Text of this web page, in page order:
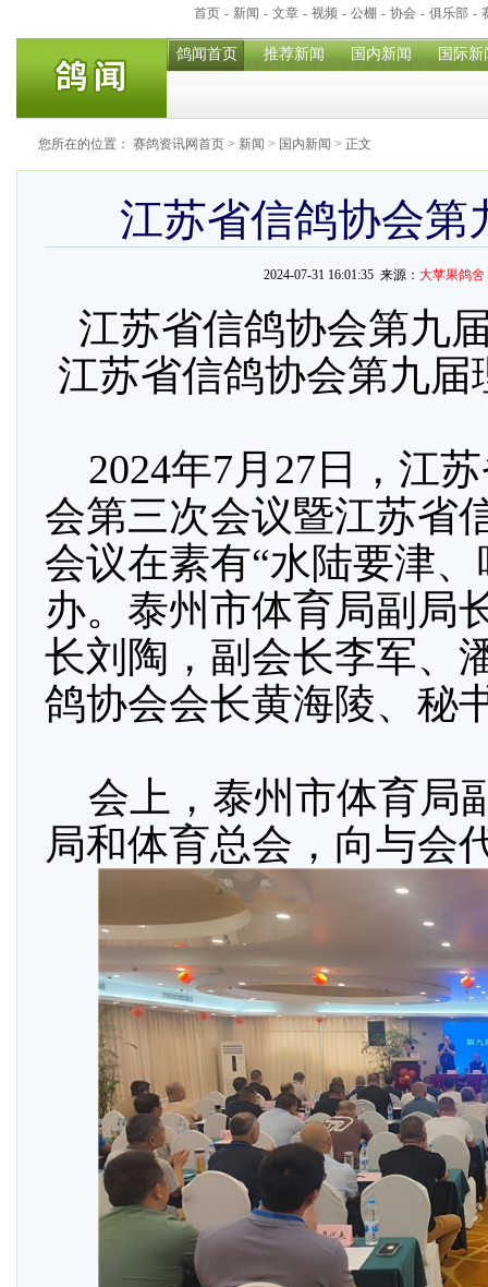
首页 - 新闻 - 文章 - 视频 - 公棚 - 协会 - 俱乐部 -
鸽闻首页 推荐新闻 国内新闻 国际新
您所在的位置： 赛鸽资讯网首页 > 新闻 > 国内新闻 > 正文
江苏省信鸽协会第
2024-07-31 16:01:35 来源： 大苹果鸽舍
江苏省信鸽协会第九
江苏省信鸽协会第九
2024年7月27日，江
会第三次会议暨江苏省
会议在素有“水陆要津
办。泰州市体育局副局
长刘陶，副会长李军、
鸽协会会长黄海陵、秘
会上，泰州市体育局
局和体育总会，向与会